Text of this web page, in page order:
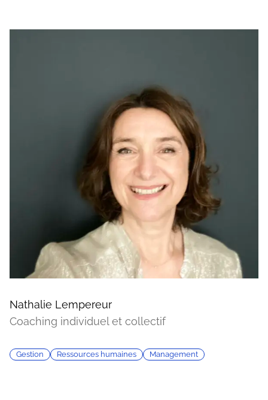
Nathalie Lempereur
Coaching individuel et collectif
Gestion Ressources humaines Management